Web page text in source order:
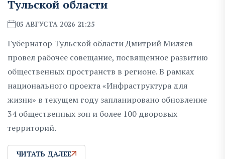
Тульской области
05 АВГУСТА 2026 21:25
Губернатор Тульской области Дмитрий Миляев
провел рабочее совещание, посвященное развитию
общественных пространств в регионе. В рамках
национального проекта «Инфраструктура для
жизни» в текущем году запланировано обновление
34 общественных зон и более 100 дворовых
территорий.
ЧИТАТЬ ДАЛЕЕ